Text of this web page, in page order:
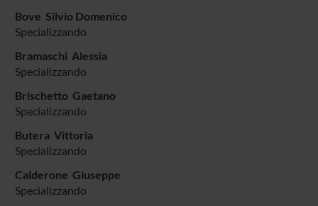
Bove Silvio Domenico
Specializzando
Bramaschi Alessia
Specializzando
Brischetto Gaetano
Specializzando
Butera Vittoria
Specializzando
Calderone Giuseppe
Specializzando